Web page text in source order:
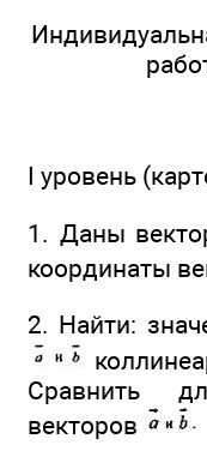
I уровень
1. Даны
координаты
2. Найти:
Сравнить
векторов